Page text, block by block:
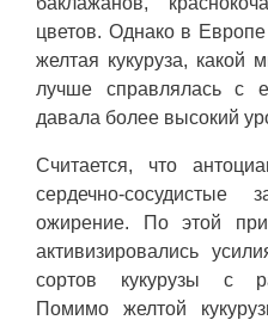
цветов. Однако в
желтая кукуруза, какой
лучше справлялась с
давала более высокий
Считается, что
сердечно-сосудистые
ожирение. По этой
активизировались
сортов кукурузы с
Помимо желтой